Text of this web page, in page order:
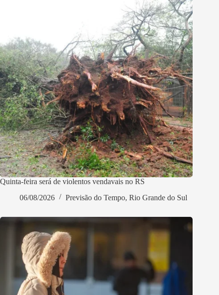
Quinta-feira será de violentos vendavais no RS
06/08/2026
Previsão do Tempo, Rio Grande do Sul